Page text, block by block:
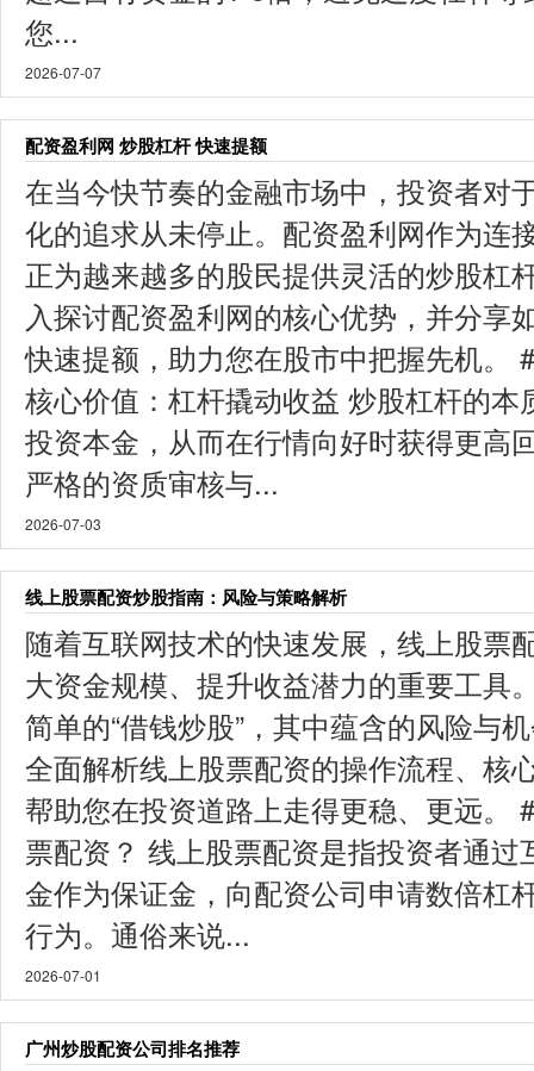
您...
2026-07-07
配资盈利网 炒股杠杆 快速提额
在当今快节奏的金融市场中，投资者对
化的追求从未停止。配资盈利网作为连
正为越来越多的股民提供灵活的炒股杠
入探讨配资盈利网的核心优势，并分享
快速提额，助力您在股市中把握先机。
核心价值：杠杆撬动收益 炒股杠杆的本
投资本金，从而在行情向好时获得更高
严格的资质审核与...
2026-07-03
线上股票配资炒股指南：风险与策略解析
随着互联网技术的快速发展，线上股票
大资金规模、提升收益潜力的重要工具
简单的“借钱炒股”，其中蕴含的风险与
全面解析线上股票配资的操作流程、核
帮助您在投资道路上走得更稳、更远。
票配资？ 线上股票配资是指投资者通
金作为保证金，向配资公司申请数倍杠
行为。通俗来说...
2026-07-01
广州炒股配资公司排名推荐